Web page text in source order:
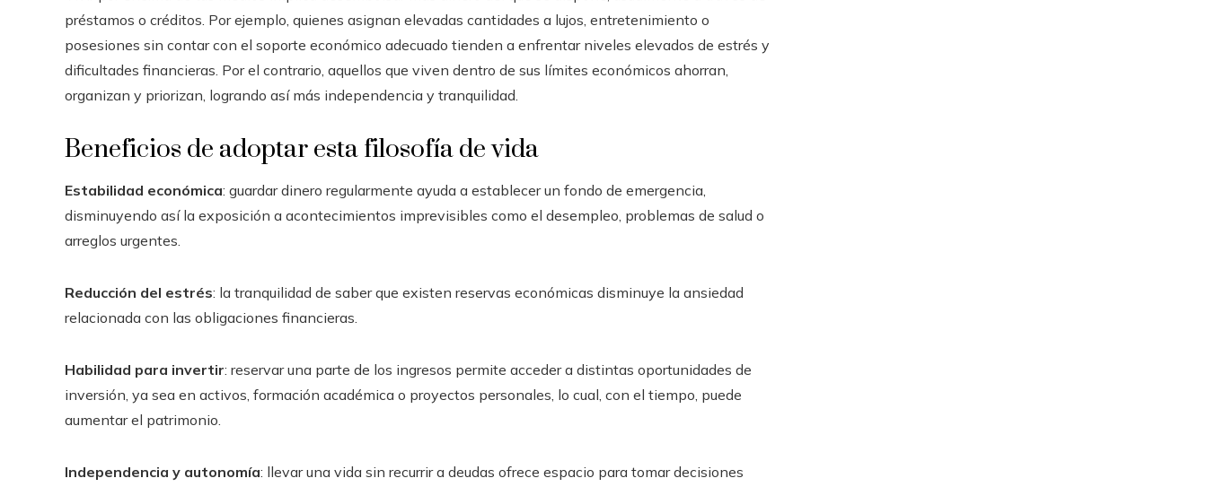
préstamos o créditos. Por ejemplo, quienes asignan elevadas cantidades a lujos, entretenimiento o
posesiones sin contar con el soporte económico adecuado tienden a enfrentar niveles elevados de estrés y
dificultades financieras. Por el contrario, aquellos que viven dentro de sus límites económicos ahorran,
organizan y priorizan, logrando así más independencia y tranquilidad.
Beneficios de adoptar esta filosofía de vida
Estabilidad económica: guardar dinero regularmente ayuda a establecer un fondo de emergencia,
disminuyendo así la exposición a acontecimientos imprevisibles como el desempleo, problemas de salud o
arreglos urgentes.
Reducción del estrés: la tranquilidad de saber que existen reservas económicas disminuye la ansiedad
relacionada con las obligaciones financieras.
Habilidad para invertir: reservar una parte de los ingresos permite acceder a distintas oportunidades de
inversión, ya sea en activos, formación académica o proyectos personales, lo cual, con el tiempo, puede
aumentar el patrimonio.
Independencia y autonomía: llevar una vida sin recurrir a deudas ofrece espacio para tomar decisiones